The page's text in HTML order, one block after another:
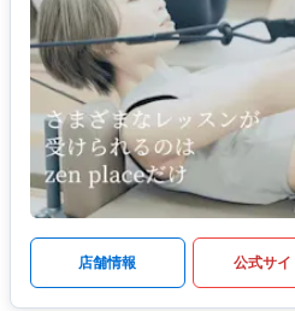
店舗情報 公式サイ